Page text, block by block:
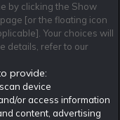
Cookie Policy
Sportkalender
Rekatochklart shop
by clicking the Show
[or the floating icon
Your choices will
details, refer to our
provide:
device
or access information
content, advertising